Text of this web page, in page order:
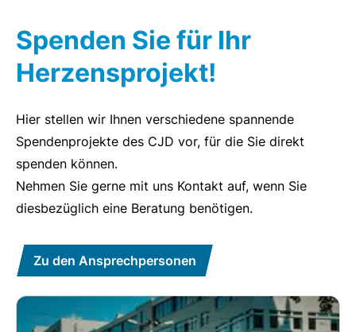
Spenden Sie für Ihr
Herzensprojekt!
Hier stellen wir Ihnen verschiedene spannende
Spendenprojekte des CJD vor, für die Sie direkt
spenden können.
Nehmen Sie gerne mit uns Kontakt auf, wenn Sie
diesbezüglich eine Beratung benötigen.
Zu den Ansprechpersonen